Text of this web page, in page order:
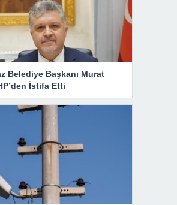
Belediye Başkanı Murat
İstifa Etti